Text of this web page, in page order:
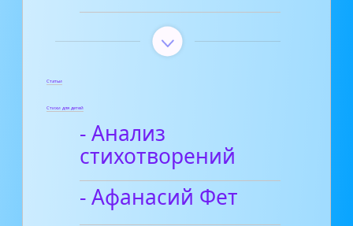
Статьи
Стихи для детей
- Анализ
стихотворений
- Афанасий Фет